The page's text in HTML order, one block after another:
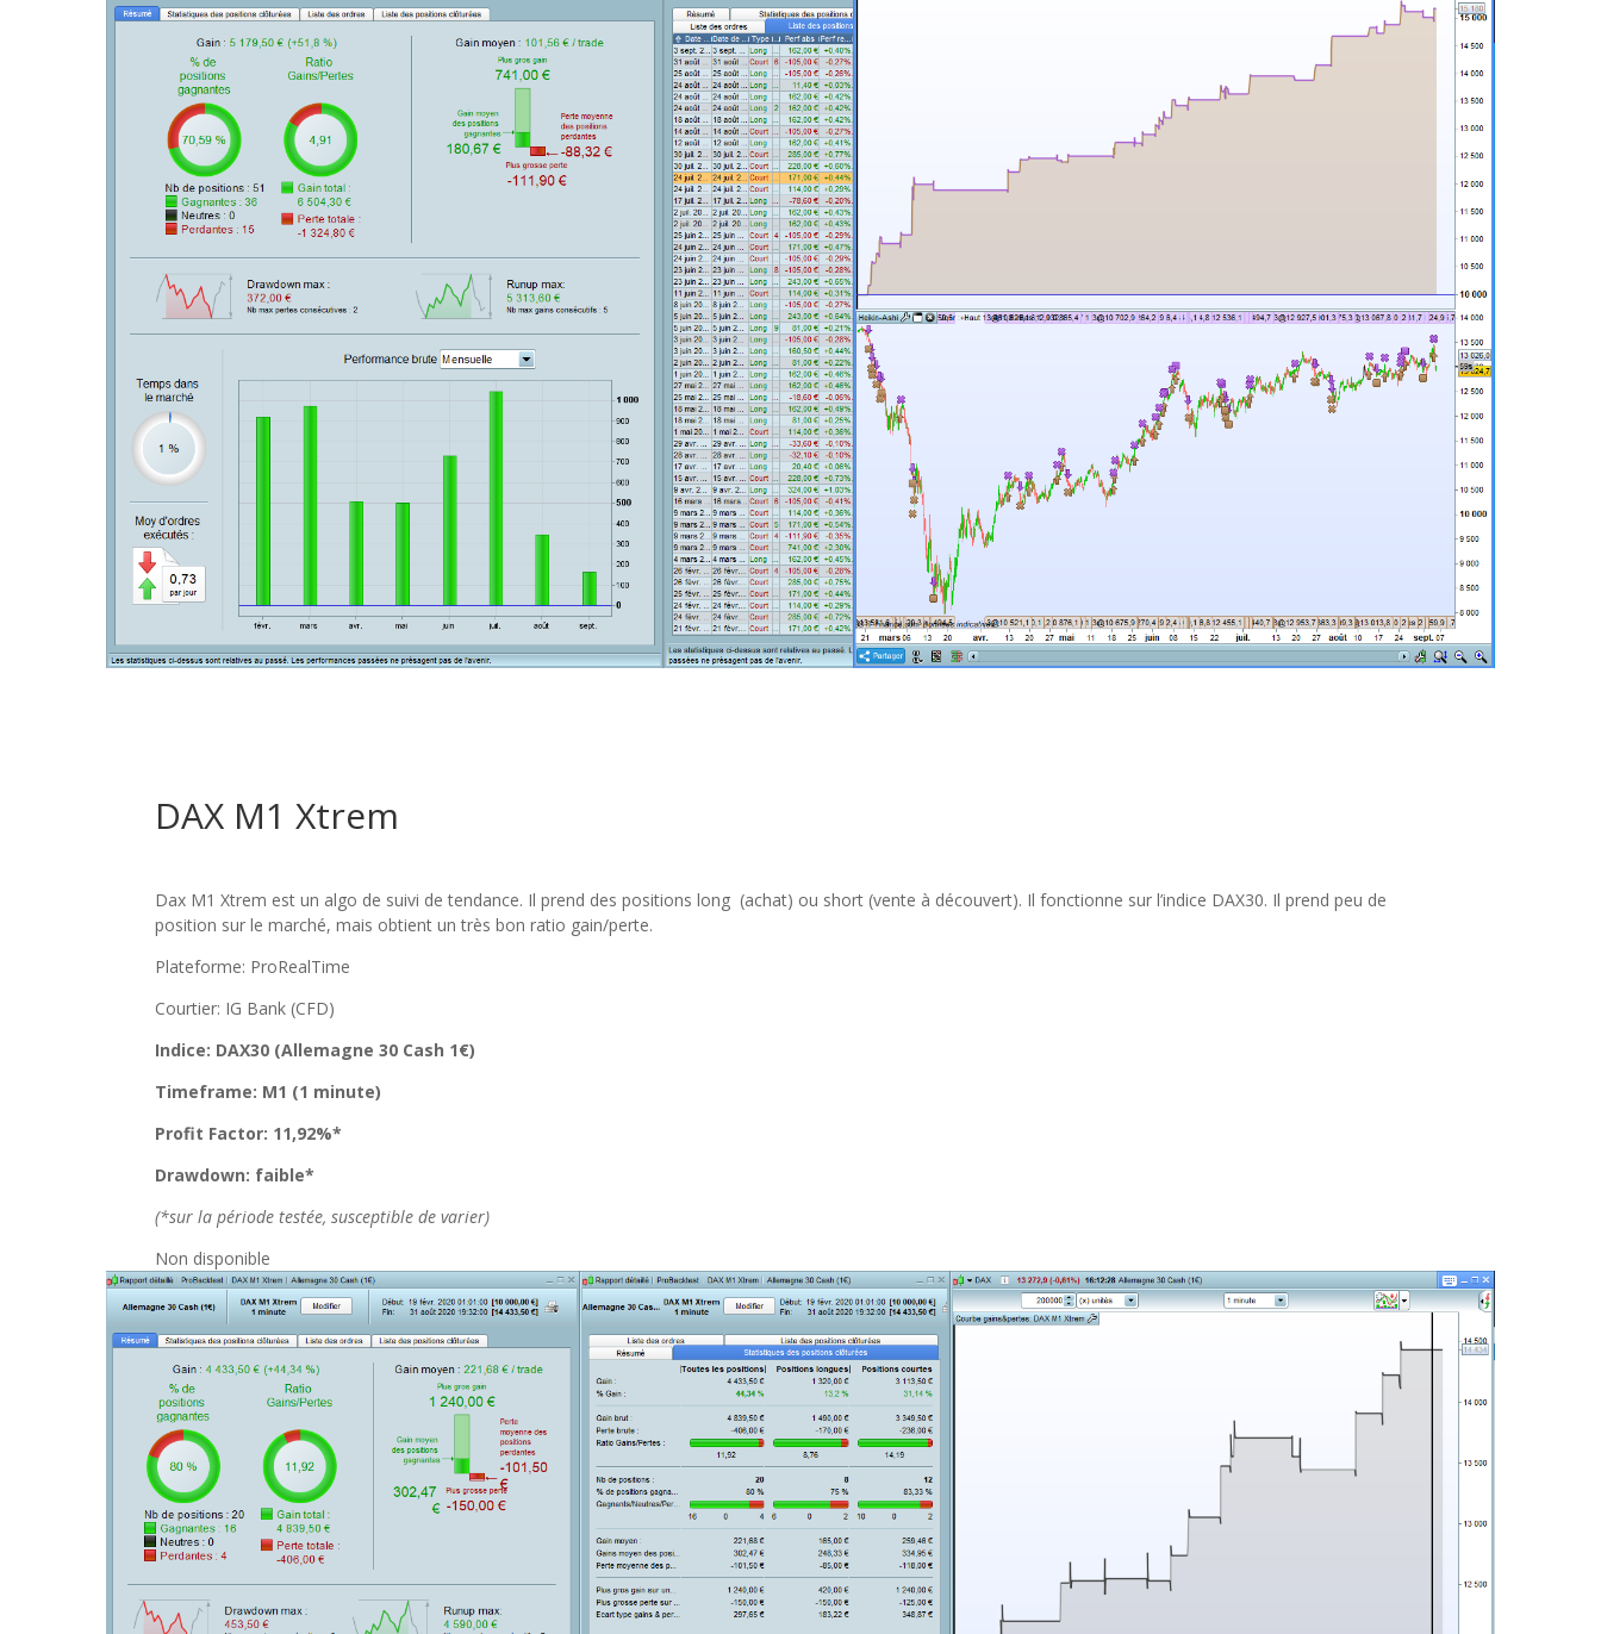
DAX M1 Xtrem
Dax M1 Xtrem est un algo de suivi de tendance. Il prend des positions long (achat) ou short (vente à découvert). Il fonctionne sur l’indice DAX30. Il prend peu de
position sur le marché, mais obtient un très bon ratio gain/perte.
Plateforme: ProRealTime
Courtier: IG Bank (CFD)
Indice: DAX30 (Allemagne 30 Cash 1€)
Timeframe: M1 (1 minute)
Profit Factor: 11,92%*
Drawdown: faible*
(*sur la période testée, susceptible de varier)
Non disponible